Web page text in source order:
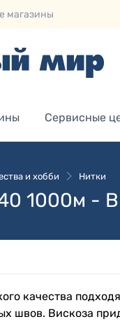
магазины
Сервисные
и хобби Нитки
1000м -
качества
швов. Вискоза